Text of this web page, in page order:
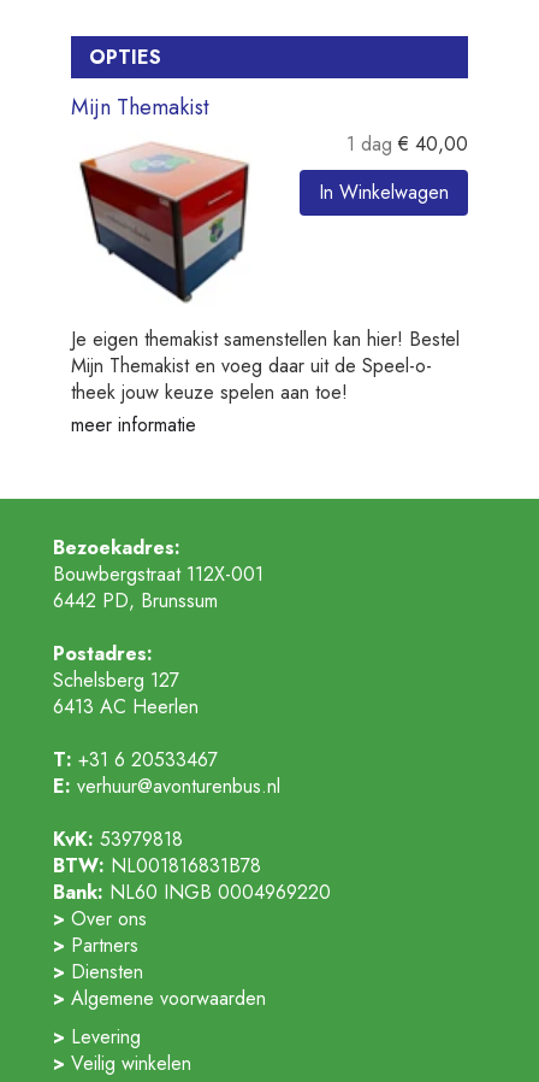
OPTIES
Mijn Themakist
1 dag € 40,00
In Winkelwagen
Je eigen themakist samenstellen kan hier! Bestel
Mijn Themakist en voeg daar uit de Speel-o-
theek jouw keuze spelen aan toe!
meer informatie
Bezoekadres:
Bouwbergstraat 112X-001
6442 PD, Brunssum
Postadres:
Schelsberg 127
6413 AC Heerlen
T: +31 6 20533467
E: verhuur@avonturenbus.nl
KvK: 53979818
BTW: NL001816831B78
Bank: NL60 INGB 0004969220
Over ons
Partners
Diensten
Algemene voorwaarden
Levering
Veilig winkelen